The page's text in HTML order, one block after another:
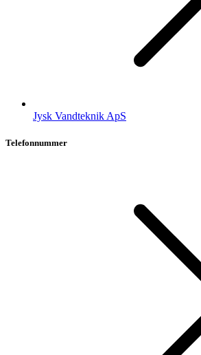
Jysk Vandteknik ApS
Telefonnummer